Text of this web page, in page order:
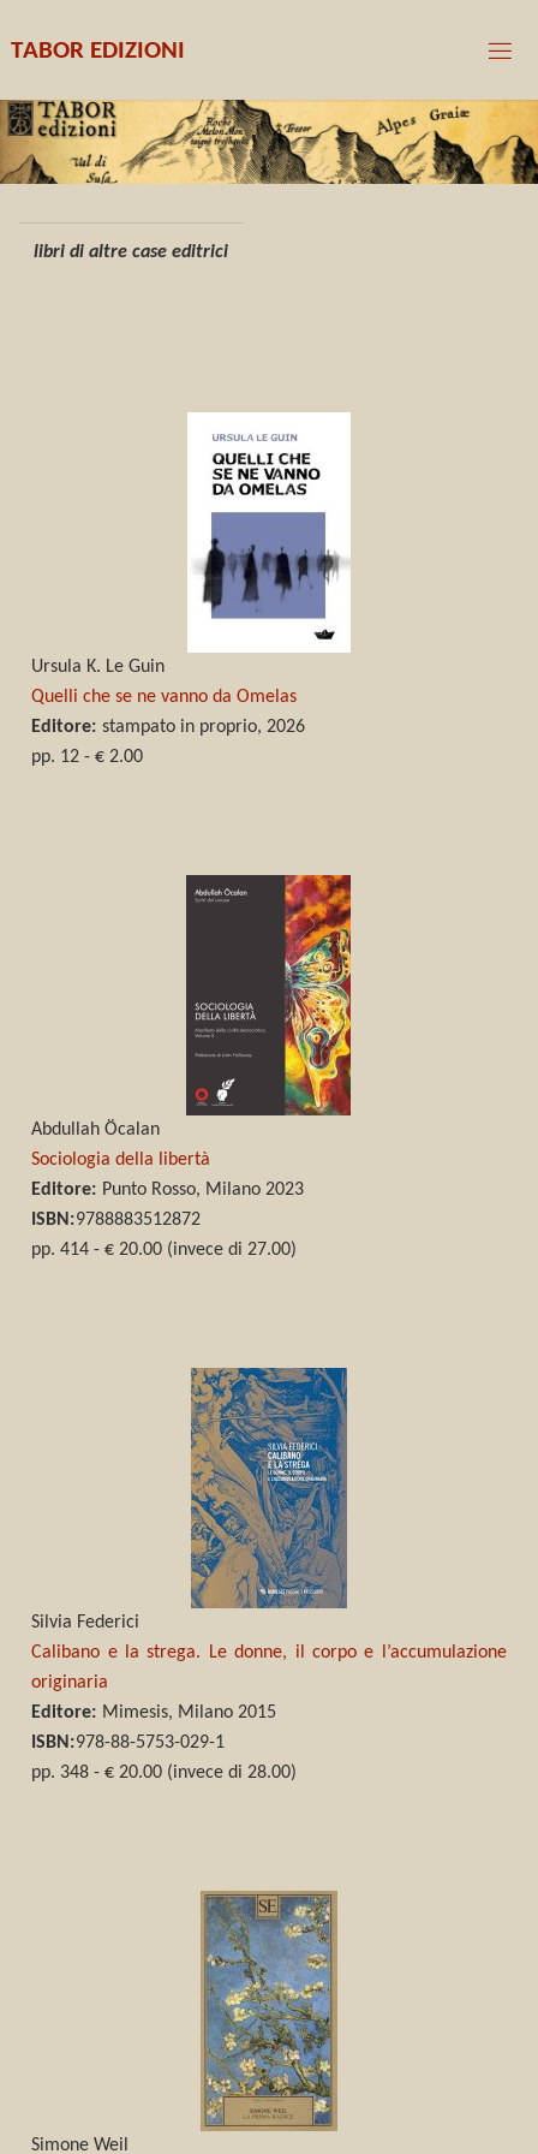
TABOR EDIZIONI
libri di altre case editrici
Ursula K. Le Guin
Quelli che se ne vanno da Omelas
Editore: stampato in proprio, 2026
pp. 12 - € 2.00
Abdullah Öcalan
Sociologia della libertà
Editore: Punto Rosso, Milano 2023
ISBN:9788883512872
pp. 414 - € 20.00 (invece di 27.00)
Silvia Federici
Calibano e la strega. Le donne, il corpo e l’accumulazione
originaria
Editore: Mimesis, Milano 2015
ISBN:978-88-5753-029-1
pp. 348 - € 20.00 (invece di 28.00)
Simone Weil